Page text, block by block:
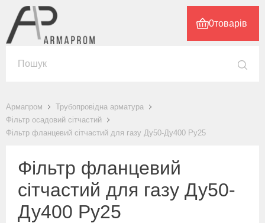
0товарів
Армапром
Трубопровідна арматура
Фільтр осадовий сітчастий
Фільтр фланцевий сітчастий для газу Ду50-Ду400 Ру25
Фільтр фланцевий
сітчастий для газу Ду50-
Ду400 Ру25